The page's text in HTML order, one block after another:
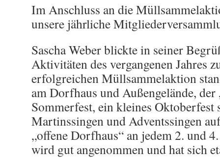
Im Anschluss an die
unsere jährliche
Sascha Weber blickte in seiner
Aktivitäten des vergangenen Jahres
erfolgreichen Müllsammelaktion
am Dorfhaus und Außengelände, der
Sommerfest, ein kleines Oktoberfest
Martinssingen und Adventssingen
„offene Dorfhaus“ an jedem 2. und
wird gut angenommen und hat sich